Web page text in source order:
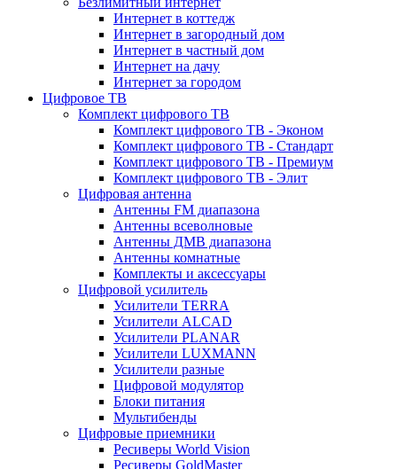
Интернет в коттедж
Интернет в загородный дом
Интернет в частный дом
Интернет на дачу
Интернет за городом
Цифровое ТВ
Комплект цифрового ТВ
Комплект цифрового ТВ - Эконом
Комплект цифрового ТВ - Стандарт
Комплект цифрового ТВ - Премиум
Комплект цифрового ТВ - Элит
Цифровая антенна
Антенны FM диапазона
Антенны всеволновые
Антенны ДМВ диапазона
Антенны комнатные
Комплекты и аксессуары
Цифровой усилитель
Усилители TERRA
Усилители ALCAD
Усилители PLANAR
Усилители LUXMANN
Усилители разные
Цифровой модулятор
Блоки питания
Мультибенды
Цифровые приемники
Ресиверы World Vision
Ресиверы GoldMaster